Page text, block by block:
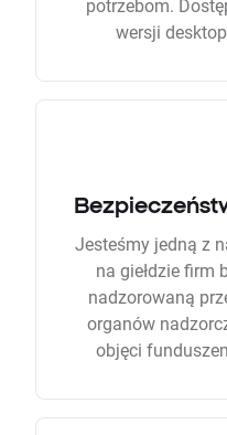
potrzebom.
wersji
Jesteśmy jedną z
na giełdzie firm
nadzorowaną
organów
objęci